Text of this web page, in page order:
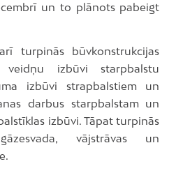
un to plānots pabeigt
turpinās būvkonstrukcijas
izbūvi starpbalstu
izbūvi strapbalstiem un
darbus starpbalstam un
izbūvi. Tāpat turpinās
vājstrāvas un